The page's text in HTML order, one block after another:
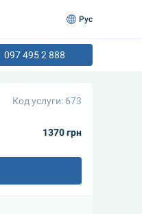
097 495 2 888
Код услуги: 673
1370 грн
Рус